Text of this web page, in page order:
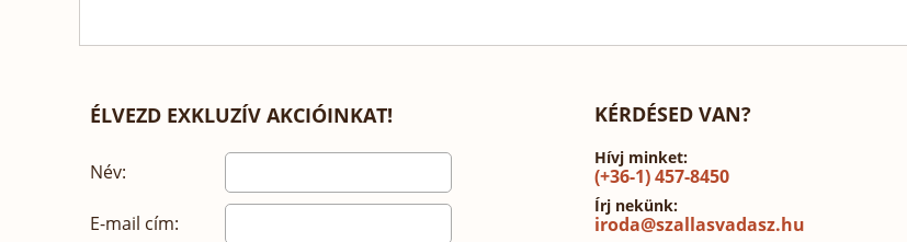
ÉLVEZD EXKLUZÍV AKCIÓINKAT!
Név:
E-mail cím:
KÉRDÉSED VAN?
Hívj minket:
(+36-1) 457-8450
Írj nekünk:
iroda@szallasvadasz.hu